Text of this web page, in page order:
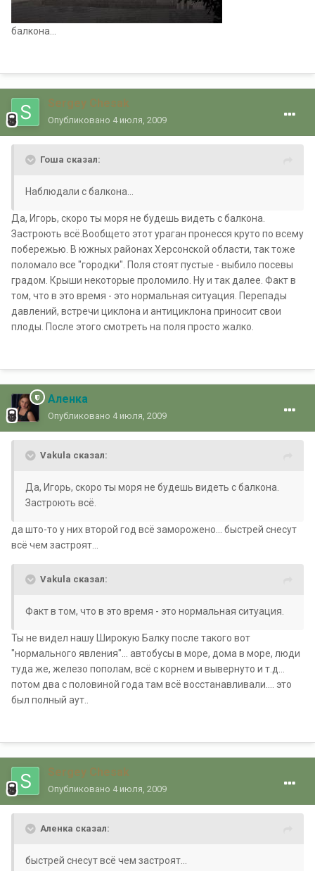
балкона...
Sergey Chesak
Опубликовано 4 июля, 2009
Гоша сказал:
Наблюдали с балкона...
Да, Игорь, скоро ты моря не будешь видеть с балкона.
Застроють всё.Вообщето этот ураган пронесся круто по всему
побережью. В южных районах Херсонской области, так тоже
поломало все "городки". Поля стоят пустые - выбило посевы
градом. Крыши некоторые проломило. Ну и так далее. Факт в
том, что в это время - это нормальная ситуация. Перепады
давлений, встречи циклона и антициклона приносит свои
плоды. После этого смотреть на поля просто жалко.
Аленка
Опубликовано 4 июля, 2009
Vakula сказал:
Да, Игорь, скоро ты моря не будешь видеть с балкона.
Застроють всё.
да што-то у них второй год всё заморожено... быстрей снесут
всё чем застроят...
Vakula сказал:
Факт в том, что в это время - это нормальная ситуация.
Ты не видел нашу Широкую Балку после такого вот
"нормального явления"... автобусы в море, дома в море, люди
туда же, железо пополам, всё с корнем и вывернуто и т.д...
потом два с половиной года там всё восстанавливали.... это
был полный аут..
Sergey Chesak
Опубликовано 4 июля, 2009
Аленка сказал:
быстрей снесут всё чем застроят...